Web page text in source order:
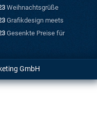
Weihnachtsgrüße
Grafikdesign meets
Mit kreativen
Gesenkte Preise für
GmbH